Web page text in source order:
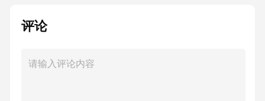
网在诞生时并没有专门的行业发展规划，也没
评论